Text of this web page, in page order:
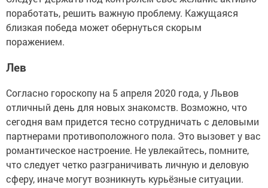
поработать, решить важную проблему. Кажущаяся
близкая победа может обернуться скорым
поражением.
Лев
Согласно гороскопу на 5 апреля 2020 года, у Львов
отличный день для новых знакомств. Возможно, что
сегодня вам придется тесно сотрудничать с деловыми
партнерами противоположного пола. Это вызовет у вас
романтическое настроение. Не увлекайтесь, помните,
что следует четко разграничивать личную и деловую
сферу, иначе могут возникнуть курьёзные ситуации.